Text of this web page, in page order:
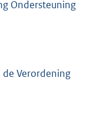
Ondersteuning
Verordening